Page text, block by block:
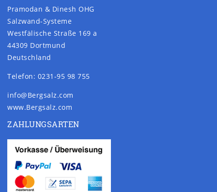
Pramodan & Dinesh OHG
Salzwand-Systeme
Westfälische Straße 169 a
44309 Dortmund
Deutschland
Telefon: 0231-95 98 755
info@Bergsalz.com
www.Bergsalz.com
ZAHLUNGSARTEN